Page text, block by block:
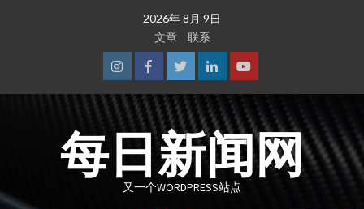
2026年 8月 9日
文章
联系
InstagramFacebook
TwitterLinkedinYoutube
每日新闻网
又一个WORDPRESS站点